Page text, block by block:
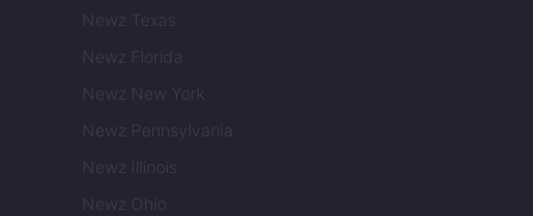
Newz Texas
Newz Florida
Newz New York
Newz Pennsylvania
Newz Illinois
Newz Ohio